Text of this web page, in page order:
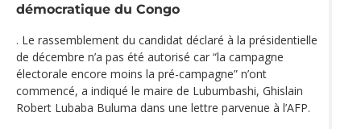
démocratique du Congo
. Le rassemblement du candidat déclaré à la présidentielle
de décembre n’a pas été autorisé car “la campagne
électorale encore moins la pré-campagne” n’ont
commencé, a indiqué le maire de Lubumbashi, Ghislain
Robert Lubaba Buluma dans une lettre parvenue à l’AFP.